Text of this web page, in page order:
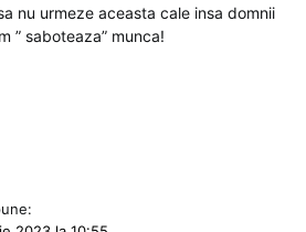
nu urmeze aceasta cale insa domnii
” saboteaza” munca!